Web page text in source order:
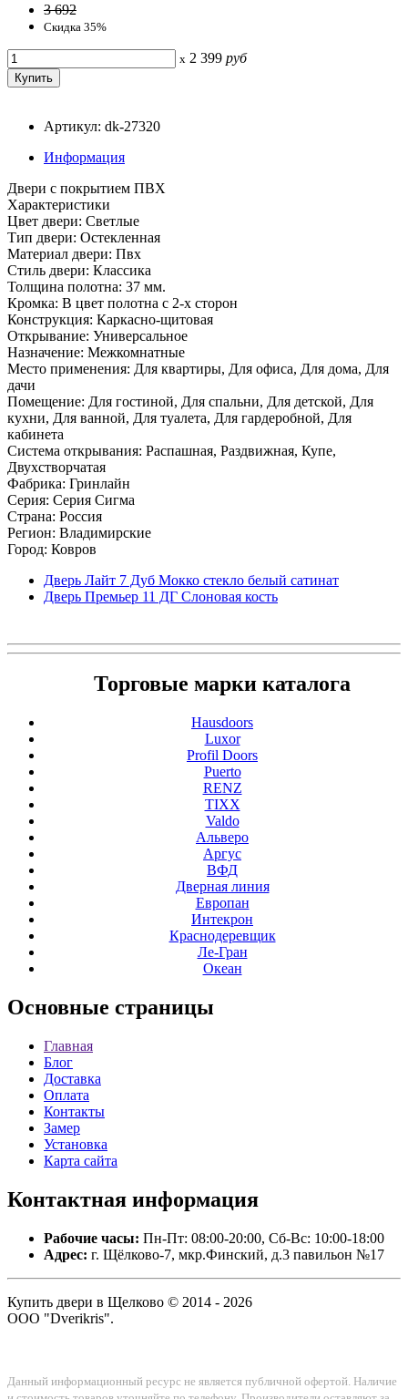
3 692
Скидка 35%
x 2 399 руб
Артикул: dk-27320
Информация
Двери с покрытием ПВХ
Характеристики
Цвет двери: Светлые
Тип двери: Остекленная
Материал двери: Пвх
Стиль двери: Классика
Толщина полотна: 37 мм.
Кромка: В цвет полотна с 2-х сторон
Конструкция: Каркасно-щитовая
Открывание: Универсальное
Назначение: Межкомнатные
Место применения: Для квартиры, Для офиса, Для дома, Для
дачи
Помещение: Для гостиной, Для спальни, Для детской, Для
кухни, Для ванной, Для туалета, Для гардеробной, Для
кабинета
Система открывания: Распашная, Раздвижная, Купе,
Двухстворчатая
Фабрика: Гринлайн
Серия: Серия Сигма
Страна: Россия
Регион: Владимирские
Город: Ковров
Дверь Лайт 7 Дуб Мокко стекло белый сатинат
Дверь Премьер 11 ДГ Cлоновая кость
Торговые марки каталога
Hausdoors
Luxor
Profil Doors
Puerto
RENZ
TIXX
Valdo
Альверо
Аргус
ВФД
Дверная линия
Европан
Интекрон
Краснодеревщик
Ле-Гран
Океан
Основные страницы
Главная
Блог
Доставка
Оплата
Контакты
Замер
Установка
Карта сайта
Контактная информация
Рабочие часы: Пн-Пт: 08:00-20:00, Сб-Вс: 10:00-18:00
Адрес: г. Щёлково-7, мкр.Финский, д.3 павильон №17
Купить двери в Щелково © 2014 - 2026
ООО "Dverikris".
Данный информационный ресурс не является публичной офертой. Наличие